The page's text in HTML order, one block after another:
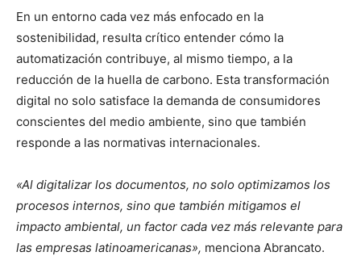
En un entorno cada vez más enfocado en la
sostenibilidad, resulta crítico entender cómo la
automatización contribuye, al mismo tiempo, a la
reducción de la huella de carbono. Esta transformación
digital no solo satisface la demanda de consumidores
conscientes del medio ambiente, sino que también
responde a las normativas internacionales.
«Al digitalizar los documentos, no solo optimizamos los
procesos internos, sino que también mitigamos el
impacto ambiental, un factor cada vez más relevante para
las empresas latinoamericanas», menciona Abrancato.